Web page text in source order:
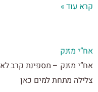
עוד »
מזנק
מזנק – מספינת קרב לאתר
מתחת למים כאן